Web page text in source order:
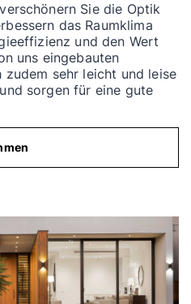
Sie die Optik
das Raumklima
und den Wert
uns eingebauten
zudem sehr leicht und leise
sorgen für eine gute